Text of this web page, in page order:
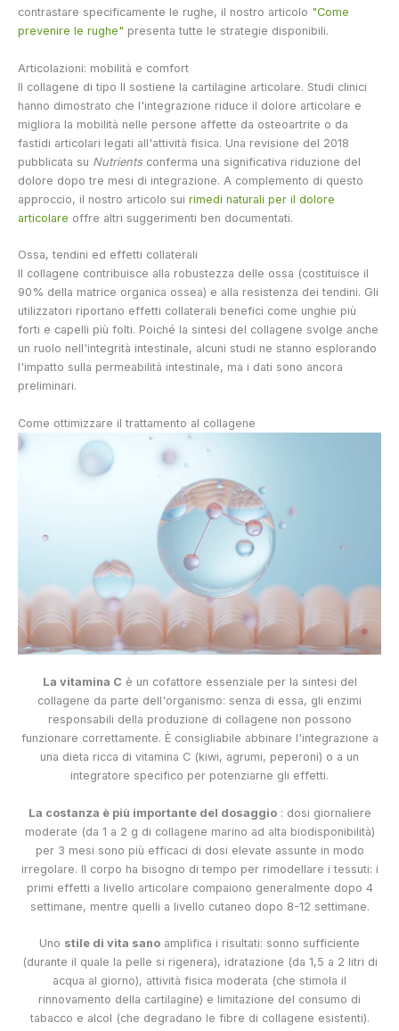
contrastare specificamente le rughe, il nostro articolo "Come
prevenire le rughe" presenta tutte le strategie disponibili.
Articolazioni: mobilità e comfort
Il collagene di tipo II sostiene la cartilagine articolare. Studi clinici
hanno dimostrato che l'integrazione riduce il dolore articolare e
migliora la mobilità nelle persone affette da osteoartrite o da
fastidi articolari legati all'attività fisica. Una revisione del 2018
pubblicata su Nutrients conferma una significativa riduzione del
dolore dopo tre mesi di integrazione. A complemento di questo
approccio, il nostro articolo sui rimedi naturali per il dolore
articolare offre altri suggerimenti ben documentati.
Ossa, tendini ed effetti collaterali
Il collagene contribuisce alla robustezza delle ossa (costituisce il
90% della matrice organica ossea) e alla resistenza dei tendini. Gli
utilizzatori riportano effetti collaterali benefici come unghie più
forti e capelli più folti. Poiché la sintesi del collagene svolge anche
un ruolo nell'integrità intestinale, alcuni studi ne stanno esplorando
l'impatto sulla permeabilità intestinale, ma i dati sono ancora
preliminari.
Come ottimizzare il trattamento al collagene
La vitamina C è un cofattore essenziale per la sintesi del
collagene da parte dell'organismo: senza di essa, gli enzimi
responsabili della produzione di collagene non possono
funzionare correttamente. È consigliabile abbinare l'integrazione a
una dieta ricca di vitamina C (kiwi, agrumi, peperoni) o a un
integratore specifico per potenziarne gli effetti.
La costanza è più importante del dosaggio: dosi giornaliere
moderate (da 1 a 2 g di collagene marino ad alta biodisponibilità)
per 3 mesi sono più efficaci di dosi elevate assunte in modo
irregolare. Il corpo ha bisogno di tempo per rimodellare i tessuti: i
primi effetti a livello articolare compaiono generalmente dopo 4
settimane, mentre quelli a livello cutaneo dopo 8-12 settimane.
Uno stile di vita sano amplifica i risultati: sonno sufficiente
(durante il quale la pelle si rigenera), idratazione (da 1,5 a 2 litri di
acqua al giorno), attività fisica moderata (che stimola il
rinnovamento della cartilagine) e limitazione del consumo di
tabacco e alcol (che degradano le fibre di collagene esistenti).